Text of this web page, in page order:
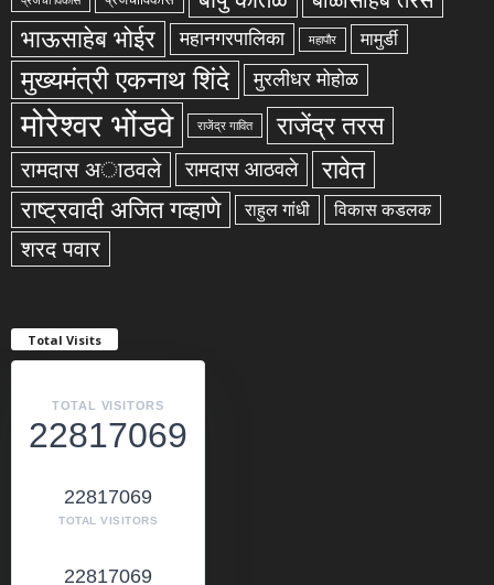
भाऊसाहेब भोईर महानगरपालिका महापौर मामुर्डी
मुख्यमंत्री एकनाथ शिंदे मुरलीधर मोहोळ
मोरेश्वर भोंडवे राजेंद्र गावित राजेंद्र तरस
रामदास अाठवले रामदास आठवले रावेत
राष्ट्रवादी अजित गव्हाणे राहुल गांधी विकास कडलक
शरद पवार
Total Visits
TOTAL VISITORS
22817069
22817069
TOTAL VISITORS
22817069